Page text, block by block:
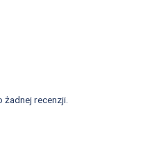
żadnej recenzji.